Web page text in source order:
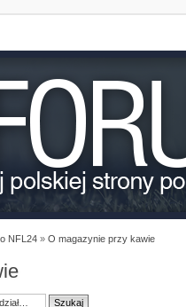
NFL24 » O magazynie przy kawie